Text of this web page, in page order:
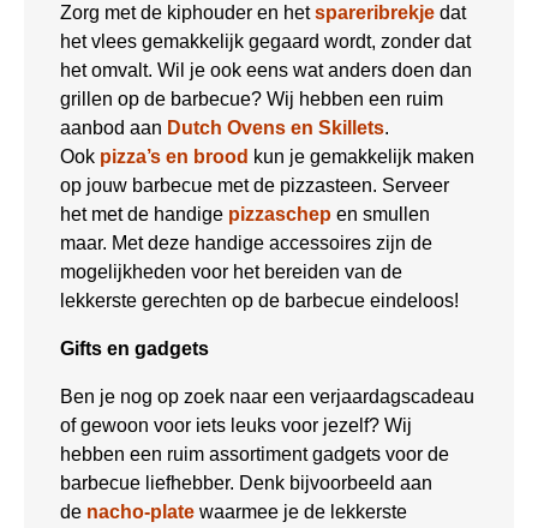
Zorg met de kiphouder en hetspareribrekje dat
het vlees gemakkelijk gegaard wordt, zonder dat
het omvalt. Wil je ook eens wat anders doen dan
grillen op de barbecue? Wij hebben een ruim
aanbod aan Dutch Ovens en Skillets.
Ook pizza’s en brood kun je gemakkelijk maken
op jouw barbecue met de pizzasteen. Serveer
het met de handige pizzaschep en smullen
maar. Met deze handige accessoires zijn de
mogelijkheden voor het bereiden van de
lekkerste gerechten op de barbecue eindeloos!
Gifts en gadgets
Ben je nog op zoek naar een verjaardagscadeau
of gewoon voor iets leuks voor jezelf? Wij
hebben een ruim assortiment gadgets voor de
barbecue liefhebber. Denk bijvoorbeeld aan
de nacho-plate waarmee je de lekkerste